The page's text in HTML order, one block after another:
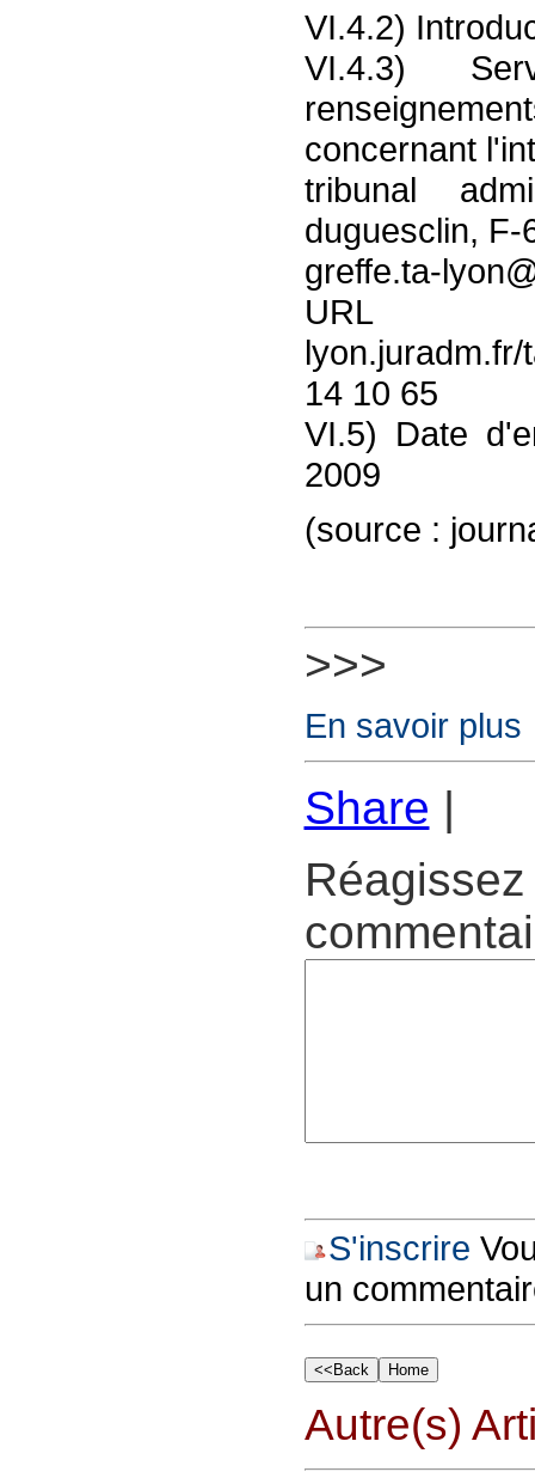
VI.4.2)
VI.4.3)
concernant
tribunal
duguesclin, F-
greffe.ta-
URL :
14 10 65
VI.5) Date
2009
(source :
>>>
En savoir plus
Share |
S'inscrire
un
Autre(s)